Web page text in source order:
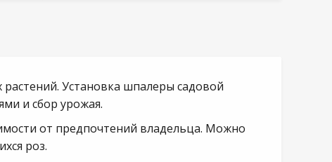
Установка шпалеры садовой
и сбор урожая.
от предпочтений владельца. Можно
роз.